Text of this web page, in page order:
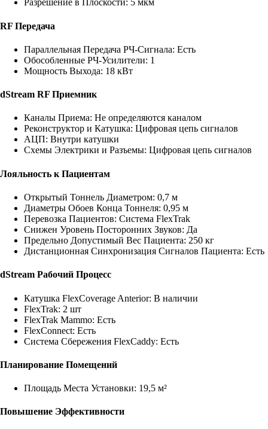
Разрешение в Плоскости: 5 мкм
RF Передача
Параллельная Передача РЧ-Сигнала: Есть
Обособленные РЧ-Усилители: 1
Мощность Выхода: 18 кВт
dStream RF Приемник
Каналы Приема: Не определяются каналом
Реконструктор и Катушка: Цифровая цепь сигналов
АЦП: Внутри катушки
Схемы Электрики и Разъемы: Цифровая цепь сигналов
Лояльность к Пациентам
Открытый Тоннель Диаметром: 0,7 м
Диаметры Обоев Конца Тоннеля: 0,95 м
Перевозка Пациентов: Система FlexTrak
Снижен Уровень Посторонних Звуков: Да
Предельно Допустимый Вес Пациента: 250 кг
Дистанционная Синхронизация Сигналов Пациента: Есть
dStream Рабочий Процесс
Катушка FlexCoverage Anterior: В наличии
FlexTrak: 2 шт
FlexTrak Mammo: Есть
FlexConnect: Есть
Система Сбережения FlexCaddy: Есть
Планирование Помещений
Площадь Места Установки: 19,5 м²
Повышение Эффективности